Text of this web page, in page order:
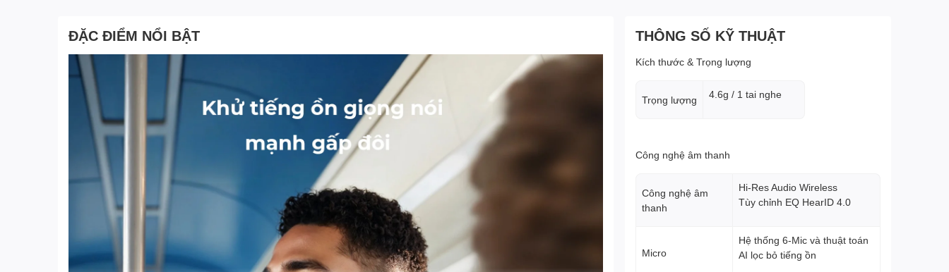
ĐẶC ĐIỂM NỔI BẬT THÔNG SỐ KỸ THUẬT
Kích thước & Trọng lượng
Trọng lượng 4.6g / 1 tai nghe
Công nghệ âm thanh
Công nghệ âm
thanh
Hi-Res Audio Wireless
Tùy chỉnh EQ HearID 4.0
Micro
Hệ thống 6-Mic và thuật toán
AI lọc bỏ tiếng ồn